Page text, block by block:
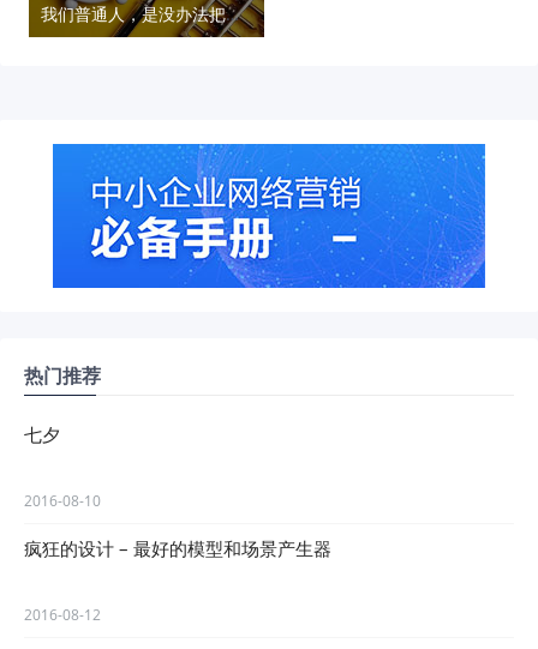
我们普通人，是没办法把投资理财，委托出去的
热门推荐
七夕
2016-08-10
疯狂的设计 – 最好的模型和场景产生器
2016-08-12